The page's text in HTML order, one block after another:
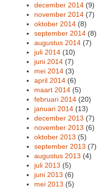
december 2014 (9)
november 2014 (7)
oktober 2014 (8)
september 2014 (8)
augustus 2014 (7)
juli 2014 (10)
juni 2014 (7)
mei 2014 (3)
april 2014 (6)
maart 2014 (5)
februari 2014 (20)
januari 2014 (13)
december 2013 (7)
november 2013 (6)
oktober 2013 (5)
september 2013 (7)
augustus 2013 (4)
juli 2013 (5)
juni 2013 (6)
mei 2013 (5)